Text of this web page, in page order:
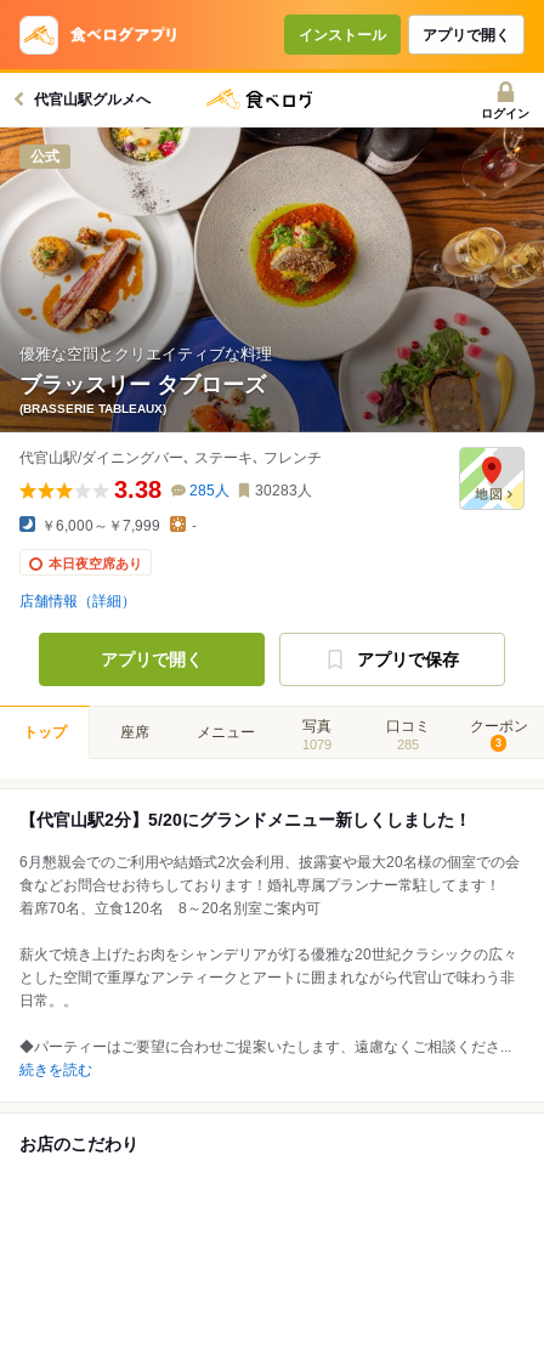
インストール アプリで開く
代官山駅グルメへ
ログイン
公式
優雅な空間とクリエイティブな料理
ブラッスリー タブローズ
(BRASSERIE TABLEAUX)
代官山駅/ダイニングバー､ ステーキ､ フレンチ
3.38 285人 30283 人
￥6,000～￥7,999 -
本日夜空席あり
店舗情報（詳細）
アプリで開く アプリで保存
トップ 座席 メニュー 写真
1079
口コミ
285
クーポン
3
【代官山駅2分】5/20にグランドメニュー新しくしました！
6月懇親会でのご利用や結婚式2次会利用、披露宴や最大20名様の個室での会
食などお問合せお待ちしております！婚礼専属プランナー常駐してます！
着席70名、立食120名 8～20名別室ご案内可
薪火で焼き上げたお肉をシャンデリアが灯る優雅な20世紀クラシックの広々
とした空間で重厚なアンティークとアートに囲まれながら代官山で味わう非
日常。。
◆パーティーはご要望に合わせご提案いたします、遠慮なくご相談くださ ...
続きを読む
お店のこだわり
コースで使えるクーポン
戻る
クーポンを利用せず予約する